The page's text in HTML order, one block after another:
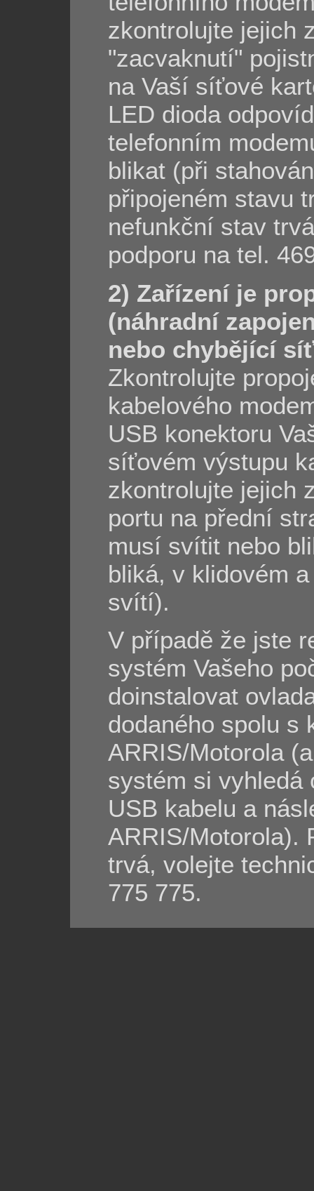
zkontrolujte jejich
"zacvaknutí"
na Vaší síťové
LED dioda
telefonním
blikat (při
připojeném stavu
nefunkční stav
podporu na tel.
2) Zařízení je
(náhradní
nebo chybějící
Zkontrolujte
kabelového
USB konektoru
síťovém výstupu
zkontrolujte jejich
portu na přední
musí svítit nebo
bliká, v klidovém
svítí).
V případě že jste
systém Vašeho
doinstalovat
dodaného spolu s
ARRIS/Motorola
systém si vyhledá
USB kabelu a
ARRIS/Motorola).
trvá, volejte
775 775.